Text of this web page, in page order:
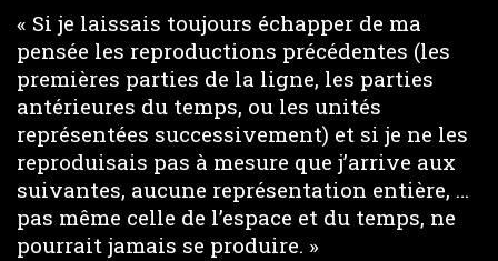
« Si je laissais toujours échapper de ma
pensée les reproductions précédentes (les
premières parties de la ligne, les parties
antérieures du temps, ou les unités
représentées successivement) et si je ne les
reproduisais pas à mesure que j’arrive aux
suivantes, aucune représentation entière, …
pas même celle de l’espace et du temps, ne
pourrait jamais se produire. »